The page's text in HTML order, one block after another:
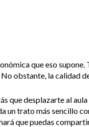
que eso
obstante, la calidad
que desplazarte al
un trato más sencillo
que puedas